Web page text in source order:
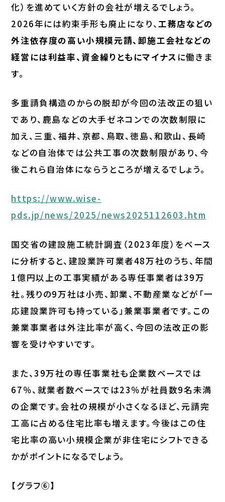
化）を進めていく方針の会社が増えるでしょう。
2026年には約束手形も廃止になり、工務店などの
外注依存度の高い小規模元請、卸施工会社などの
経営には利益率、資金繰りともにマイナス に働きま
す。
多重請負構造のからの脱却が今回の法改正の狙い
であり、鹿島などの大手ゼネコンでの次数制限に
加え、三重、福井、京都、鳥取、徳島、和歌山、長崎
などの自治体では公共工事の次数制限があり、今
後これら自治体にならうところが増えるでしょう。
https://www.wise-
pds.jp/news/2025/news2025112603.htm
国交省の建設施工統計調査（2023年度）をベース
に分析すると、建設業許可業者48万社のうち、年間
1億円以上の工事実績がある専任事業者は39万
社。残りの9万社は小売、卸業、不動産業などが「一
応建設業許可も持っている」兼業事業者です。この
兼業事業者は外注比率が高く、今回の法改正の影
響を受けやすいです。
また、39万社の専任事業社も企業数ベースでは
67％、就業者数ベースでは23％が社員数9名未満
の企業です。会社の規模が小さくなるほど、元請完
工高に占める住宅比率も増えます。今後はこの住
宅比率の高い小規模企業が非住宅にシフトできる
かがポイントになるでしょう。
【グラフ⑥】